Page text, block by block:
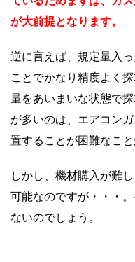
が大前提となります。
逆に言えば、規定量入
ことでかなり精度よく
量をあいまいな状態で
が多いのは、エアコン
置することが困難なこ
しかし、機材購入が難
可能なのですが・・・
ないのでしょう。